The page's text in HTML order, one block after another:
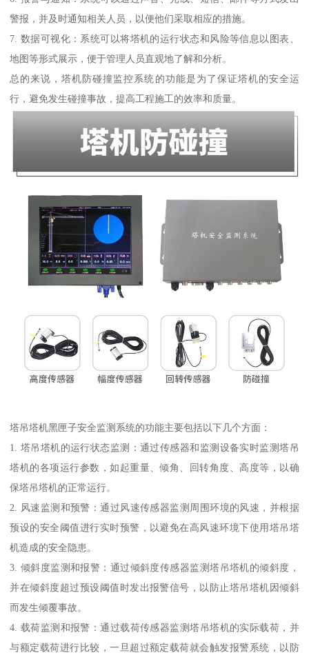
警报，并及时通知相关人员，以便他们采取相应的措施。
7. 数据可视化：系统可以将塔机的运行状态和风险等信息以图表、
地图等形式展示，便于管理人员直观地了解和分析。
总的来说，塔机防碰撞监控系统的功能是为了保证塔机的安全运
行，避免发生碰撞事故，提高工程施工的效率和质量。
塔吊塔机黑匣子安全监测系统的功能主要包括以下几个方面：
1. 塔吊塔机的运行状态监测：通过传感器和监测设备实时监测塔吊
塔机的各项运行参数，如起重量、倾角、回转角度、高度等，以确
保塔吊塔机的正常运行。
2. 风速监测和预警：通过风速传感器监测周围环境的风速，并根据
预设的安全阈值进行实时预警，以避免在高风速环境下使用塔吊塔
机造成的安全隐患。
3. 倾斜度监测和报警：通过倾斜度传感器监测塔吊塔机的倾斜度，
并在倾斜度超过预设阈值时发出报警信号，以防止塔吊塔机因倾斜
而发生倾覆事故。
4. 载荷监测和报警：通过载荷传感器监测塔吊塔机的实际载荷，并
与额定载荷进行比较，一旦超过额定载荷就会触发报警系统，以防